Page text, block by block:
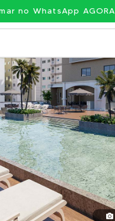
no WhatsApp AGORA